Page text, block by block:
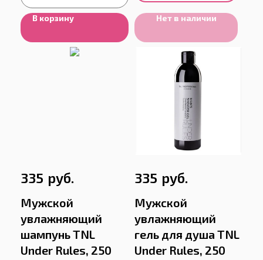
В корзину Нет в наличии
335 руб.
Мужской
увлажняющий
шампунь TNL
Under Rules, 250
335 руб.
Мужской
увлажняющий
гель для душа TNL
Under Rules, 250